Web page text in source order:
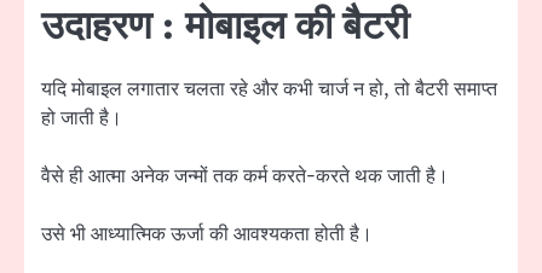
उदाहरण : मोबाइल की बैटरी
यदि मोबाइल लगातार चलता रहे और कभी चार्ज न हो, तो बैटरी समाप्त
हो जाती है।
वैसे ही आत्मा अनेक जन्मों तक कर्म करते-करते थक जाती है।
उसे भी आध्यात्मिक ऊर्जा की आवश्यकता होती है।